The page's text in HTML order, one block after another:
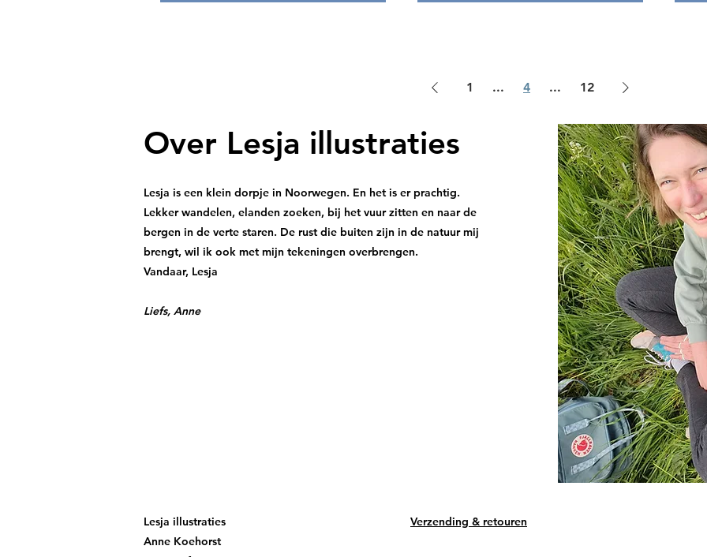
1 ... 4 ... 12
Over Lesja illustraties
Lesja is een klein dorpje in Noorwegen. En het is er prachtig.
Lekker wandelen, elanden zoeken, bij het vuur zitten en naar de
bergen in de verte staren. De rust die buiten zijn in de natuur mij
brengt, wil ik ook met mijn tekeningen overbrengen.
Vandaar, Lesja
Liefs, Anne
Lesja illustraties
Anne Koehorst
Verzending & retouren